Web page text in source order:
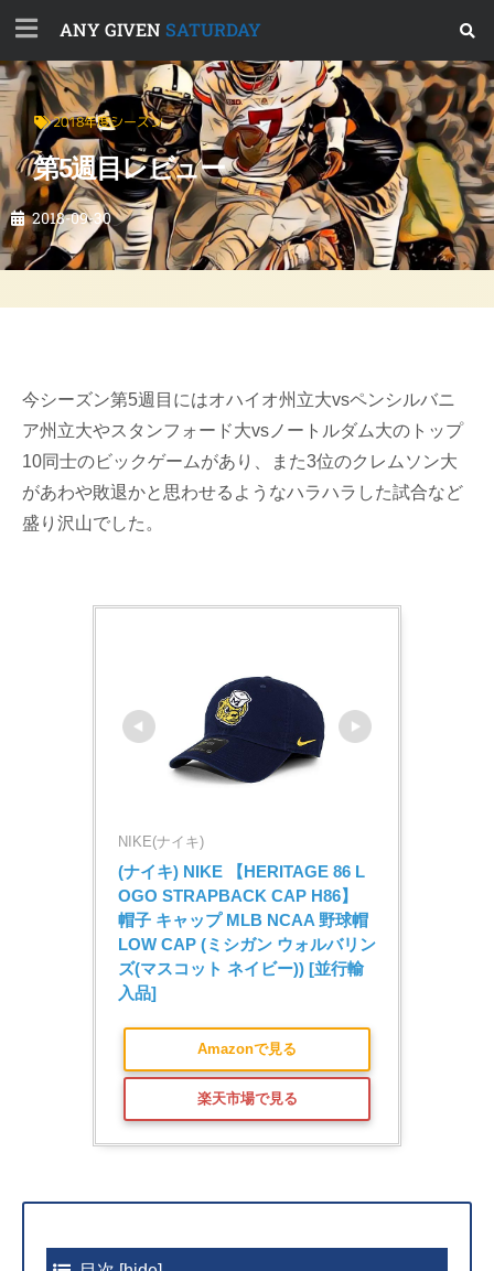
ANY GIVEN SATURDAY
2018年度シーズン
第5週目レビュー
2018-09-30
今シーズン第5週目にはオハイオ州立大vsペンシルバニ
ア州立大やスタンフォード大vsノートルダム大のトップ
10同士のビックゲームがあり、また3位のクレムソン大
があわや敗退かと思わせるようなハラハラした試合など
盛り沢山でした。
NIKE(ナイキ)
(ナイキ) NIKE 【HERITAGE 86 L
OGO STRAPBACK CAP H86】
帽子 キャップ MLB NCAA 野球帽
LOW CAP (ミシガン ウォルバリン
ズ(マスコット ネイビー)) [並行輸
入品]
Amazonで見る
楽天市場で見る